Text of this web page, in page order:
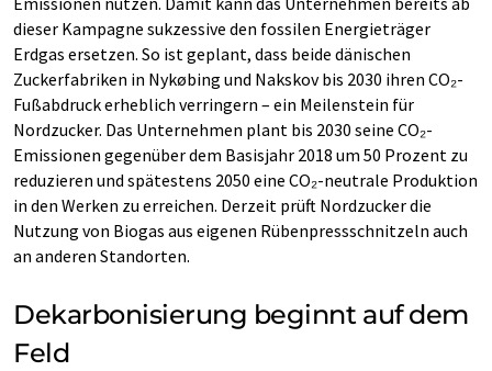
dieser Kampagne sukzessive den fossilen Energieträger
Erdgas ersetzen. So ist geplant, dass beide dänischen
Zuckerfabriken in Nykøbing und Nakskov bis 2030 ihren CO₂-
Fußabdruck erheblich verringern – ein Meilenstein für
Nordzucker. Das Unternehmen plant bis 2030 seine CO₂-
Emissionen gegenüber dem Basisjahr 2018 um 50 Prozent zu
reduzieren und spätestens 2050 eine CO₂-neutrale Produktion
in den Werken zu erreichen. Derzeit prüft Nordzucker die
Nutzung von Biogas aus eigenen Rübenpressschnitzeln auch
an anderen Standorten.
Dekarbonisierung beginnt auf dem
Feld